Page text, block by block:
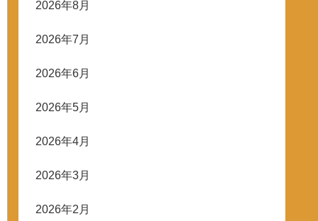
2026年8月
2026年7月
2026年6月
2026年5月
2026年4月
2026年3月
2026年2月